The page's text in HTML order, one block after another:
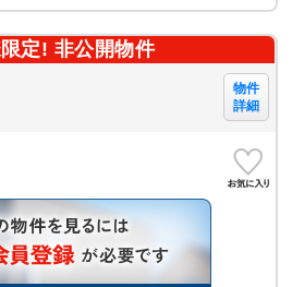
定! 非公開物件
物件
詳細